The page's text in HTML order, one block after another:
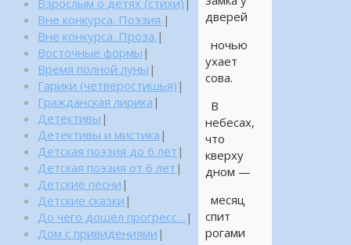
дверей
ночью
ухает
сова.
В
небесах,
что
кверху
дном —
месяц
спит
рогами
Взрослым о детях (стихи) |
Вне конкурса. Поэзия. |
Вне конкурса. Проза. |
Восточные формы |
Время полной луны |
Гарики (четверостишья) |
Гражданская лирика |
Детективы |
Детективы и мистика |
Детская поэзия до 6 лет |
Детская поэзия от 6 лет |
Детские песни |
Детские сказки |
До чего дошел прогресс… |
Дом с привидениями |